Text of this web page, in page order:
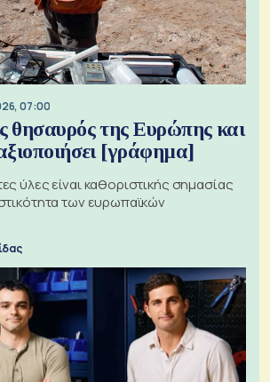
07:00
θησαυρός της Ευρώπης και
[γράφημα]
ύλες είναι καθοριστικής σημασίας
των ευρωπαϊκών